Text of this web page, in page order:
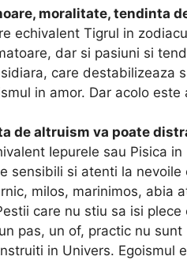
moralitate, tendinta
echivalent Tigrul in
dar si pasiuni si
care destabilizeaza
in amor. Dar acolo este
de altruism va poate
Iepurele sau Pisica
sensibili si atenti la
milos, marinimos, abia
care nu stiu sa isi
pas, un of, practic nu
in Univers. Egoismul